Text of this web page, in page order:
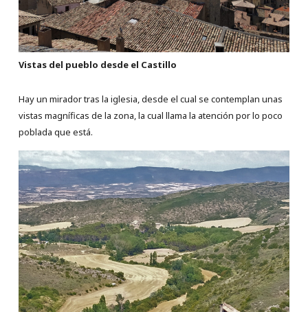
Vistas del pueblo desde el Castillo
Hay un mirador tras la iglesia, desde el cual se contemplan unas
vistas magníficas de la zona, la cual llama la atención por lo poco
poblada que está.